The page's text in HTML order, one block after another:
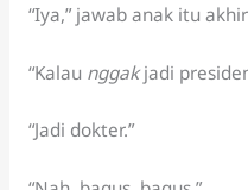
“Iya,” jawab anak itu
“Kalau nggakjadi
“Jadi dokter.”